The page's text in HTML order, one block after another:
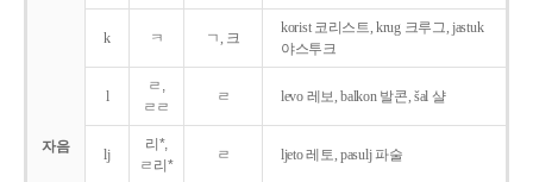
자음
k ㅋ ㄱ, 크
korist 코리스트, krug 크루그, jastuk
야스투크
l
ㄹ,
ㄹㄹ
ㄹ levo 레보, balkon 발콘, šal 샬
lj
리*,
ㄹ리*
ㄹ ljeto 레토, pasulj 파술